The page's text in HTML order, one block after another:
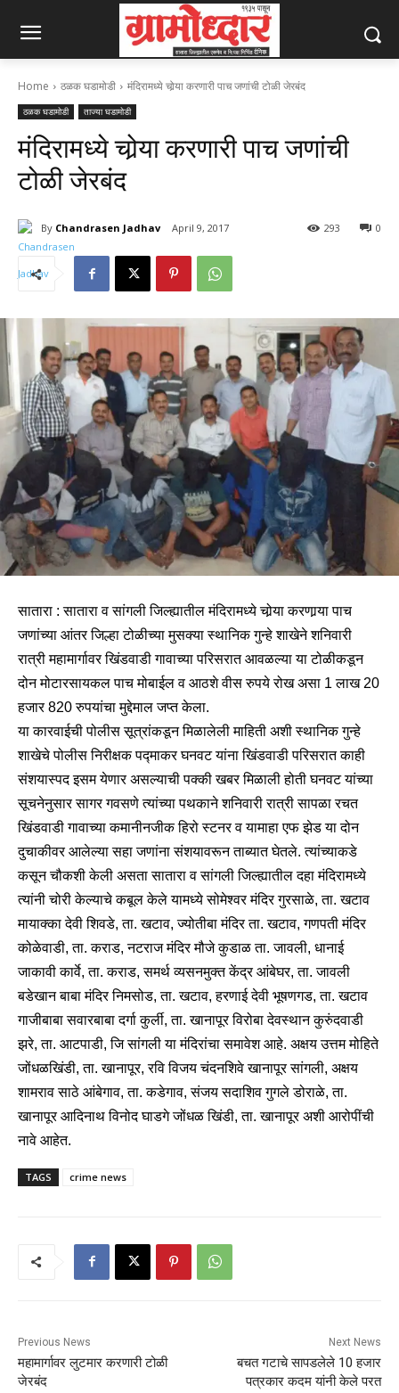
Home ठळक घडामोडी मंदिरामध्ये चोर्‍या करणारी पाच जणांची टोळी जेरबंद
ठळक घडामोडी ताज्या घडामोडी
मंदिरामध्ये चोर्‍या करणारी पाच जणांची
टोळी जेरबंद
By Chandrasen Jadhav April 9, 2017 0
293
सातारा : सातारा व सांगली जिल्ह्यातील मंदिरामध्ये चोर्‍या करणार्‍या पाच
जणांच्या आंतर जिल्हा टोळीच्या मुसक्या स्थानिक गुन्हे शाखेने शनिवारी
रात्री महामार्गावर खिंडवाडी गावाच्या परिसरात आवळल्या या टोळीकडून
दोन मोटारसायकल पाच मोबाईल व आठशे वीस रुपये रोख असा 1 लाख 20
हजार 820 रुपयांचा मुद्देमाल जप्त केला.
या कारवाईची पोलीस सूत्रांकडून मिळालेली माहिती अशी स्थानिक गुन्हे
शाखेचे पोलीस निरीक्षक पद्माकर घनवट यांना खिंडवाडी परिसरात काही
संशयास्पद इसम येणार असल्याची पक्की खबर मिळाली होती घनवट यांच्या
सूचनेनुसार सागर गवसणे त्यांच्या पथकाने शनिवारी रात्री सापळा रचत
खिंडवाडी गावाच्या कमानीनजीक हिरो स्टनर व यामाहा एफ झेड या दोन
दुचाकीवर आलेल्या सहा जणांना संशयावरून ताब्यात घेतले. त्यांच्याकडे
कसून चौकशी केली असता सातारा व सांगली जिल्ह्यातील दहा मंदिरामध्ये
त्यांनी चोरी केल्याचे कबूल केले यामध्ये सोमेश्वर मंदिर गुरसाळे, ता. खटाव
मायाक्का देवी शिवडे, ता. खटाव, ज्योतीबा मंदिर ता. खटाव, गणपती मंदिर
कोळेवाडी, ता. कराड, नटराज मंदिर मौजे कुडाळ ता. जावली, धानाई
जाकावी कार्वे, ता. कराड, समर्थ व्यसनमुक्त केंद्र आंबेघर, ता. जावली
बडेखान बाबा मंदिर निमसोड, ता. खटाव, हरणाई देवी भूषणगड, ता. खटाव
गाजीबाबा सवारबाबा दर्गा कुर्ली, ता. खानापूर विरोबा देवस्थान कुरुंदवाडी
झरे, ता. आटपाडी, जि सांगली या मंदिरांचा समावेश आहे. अक्षय उत्तम मोहिते
जोंधळखिंडी, ता. खानापूर, रवि विजय चंदनशिवे खानापूर सांगली, अक्षय
शामराव साठे आंबेगाव, ता. कडेगाव, संजय सदाशिव गुगले डोराळे, ता.
खानापूर आदिनाथ विनोद घाडगे जोंधळ खिंडी, ता. खानापूर अशी आरोपींची
नावे आहेत.
TAGS crime news
Previous News
महामार्गावर लुटमार करणारी टोळी
जेरबंद
Next News
बचत गटाचे सापडलेले 10 हजार
पत्रकार कदम यांनी केले परत